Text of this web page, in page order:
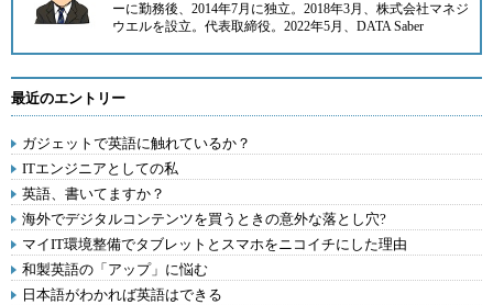
ーに勤務後、2014年7月に独立。2018年3月、 株式会社マネジ
ウエルを設立。代表取締役。2022年5月、 DATA Saber
最近のエントリー
ガジェットで英語に触れているか？
ITエンジニアとしての私
英語、書いてますか？
海外でデジタルコンテンツを買うときの意外な落とし穴?
マイIT環境整備でタブレットとスマホをニコイチにした理由
和製英語の「アップ」に悩む
日本語がわかれば英語はできる